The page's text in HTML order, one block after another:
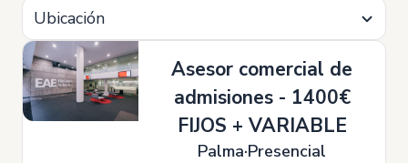
Ubicación
Asesor comercial de
admisiones - 1400€
FIJOS + VARIABLE
Palma Presencial